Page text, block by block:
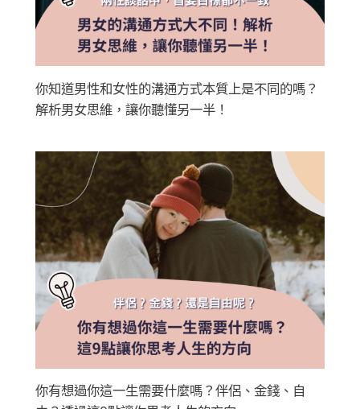
你知道男性和女性的溝通方式本質上是不同的嗎？
解析男女思維，讓你聽懂另一半！
你有想過你這一生需要什麼嗎？伴侶、金錢、自